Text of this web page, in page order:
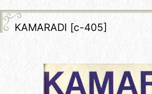
KAMARADI [c-405]